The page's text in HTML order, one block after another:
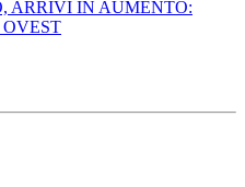
ARRIVI IN AUMENTO: